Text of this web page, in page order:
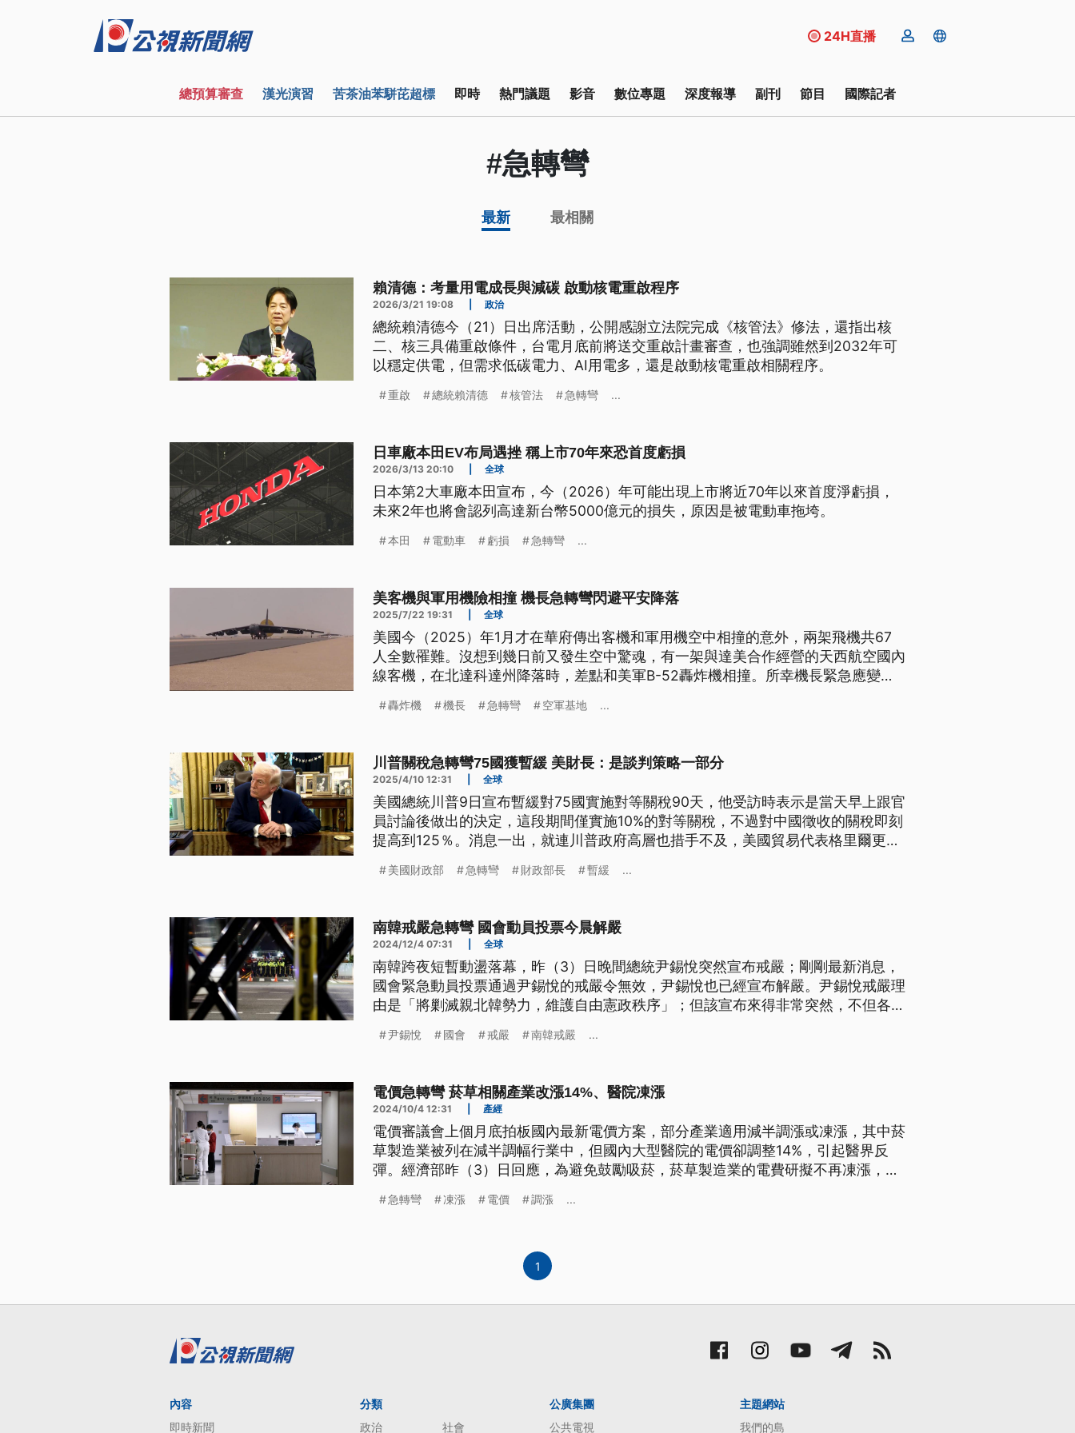
24H直播
總預算審查 漢光演習 苦茶油苯駢芘超標 即時 熱門議題 影音 數位專題 深度報導 副刊 節目 國際記者
#急轉彎
最新 最相關
賴清德：考量用電成長與減碳 啟動核電重啟程序
2026/3/21 19:08 政治
總統賴清德今（21）日出席活動，公開感謝立法院完成《核管法》修法，還指出核
二、核三具備重啟條件，台電月底前將送交重啟計畫審查，也強調雖然到2032年可
以穩定供電，但需求低碳電力、AI用電多，還是啟動核電重啟相關程序。
重啟 總統賴清德 核管法 急轉彎 ...
日車廠本田EV布局遇挫 稱上市70年來恐首度虧損
2026/3/13 20:10 全球
日本第2大車廠本田宣布，今（2026）年可能出現上市將近70年以來首度淨虧損，
未來2年也將會認列高達新台幣5000億元的損失，原因是被電動車拖垮。
本田 電動車 虧損 急轉彎 ...
美客機與軍用機險相撞 機長急轉彎閃避平安降落
2025/7/22 19:31 全球
美國今（2025）年1月才在華府傳出客機和軍用機空中相撞的意外，兩架飛機共67
人全數罹難。沒想到幾日前又發生空中驚魂，有一架與達美合作經營的天西航空國內
線客機，在北達科達州降落時，差點和美軍B-52轟炸機相撞。所幸機長緊急應變閃
轟炸機 機長 急轉彎 空軍基地 ...
川普關稅急轉彎75國獲暫緩 美財長：是談判策略一部分
2025/4/10 12:31 全球
美國總統川普9日宣布暫緩對75國實施對等關稅90天，他受訪時表示是當天早上跟官
員討論後做出的決定，這段期間僅實施10%的對等關稅，不過對中國徵收的關稅即刻
提高到125％。消息一出，就連川普政府高層也措手不及，美國貿易代表格里爾更表
美國財政部 急轉彎 財政部長 暫緩 ...
南韓戒嚴急轉彎 國會動員投票今晨解嚴
2024/12/4 07:31 全球
南韓跨夜短暫動盪落幕，昨（3）日晚間總統尹錫悅突然宣布戒嚴；剛剛最新消息，
國會緊急動員投票通過尹錫悅的戒嚴令無效，尹錫悅也已經宣布解嚴。尹錫悅戒嚴理
由是「將剿滅親北韓勢力，維護自由憲政秩序」；但該宣布來得非常突然，不但各方
尹錫悅 國會 戒嚴 南韓戒嚴 ...
電價急轉彎 菸草相關產業改漲14%、醫院凍漲
2024/10/4 12:31 產經
電價審議會上個月底拍板國內最新電價方案，部分產業適用減半調漲或凍漲，其中菸
草製造業被列在減半調幅行業中，但國內大型醫院的電價卻調整14%，引起醫界反
彈。經濟部昨（3）日回應，為避免鼓勵吸菸，菸草製造業的電費研擬不再凍漲，比
經濟部可針對不同行業實際狀況修正，已取得電價審議會同意。
急轉彎 凍漲 電價 調漲 ...
1
內容
即時新聞
分類
政治
社會
公廣集團
公共電視
主題網站
我們的島